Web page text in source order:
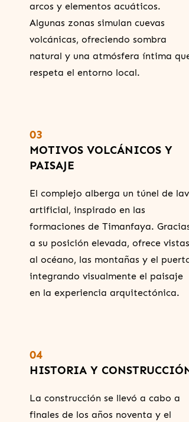
arcos y elementos acuáticos.
Algunas zonas simulan cuevas
volcánicas, ofreciendo sombra
natural y una atmósfera íntima que
respeta el entorno local.
03
MOTIVOS VOLCÁNICOS Y
PAISAJE
El complejo alberga un túnel de lava
artificial, inspirado en las
formaciones de Timanfaya. Gracias
a su posición elevada, ofrece vistas
al océano, las montañas y el puerto,
integrando visualmente el paisaje
en la experiencia arquitectónica.
04
HISTORIA Y CONSTRUCCIÓN
La construcción se llevó a cabo a
finales de los años noventa y el